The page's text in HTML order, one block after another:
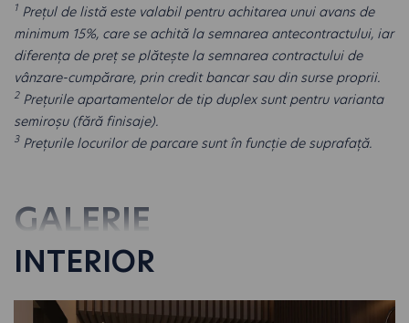
1 Prețul de listă este valabil pentru achitarea unui avans de
minimum 15%, care se achită la semnarea antecontractului, iar
diferența de preț se plătește la semnarea contractului de
vânzare-cumpărare, prin credit bancar sau din surse proprii.
2Prețurile apartamentelor de tip duplex sunt pentru varianta
semiroșu (fără finisaje).
3Prețurile locurilor de parcare sunt în funcție de suprafață.
GALERIE
INTERIOR